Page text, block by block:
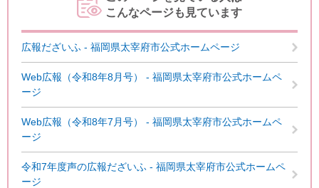
こんなページも見ています
広報だざいふ - 福岡県太宰府市公式ホームページ
Web広報（令和8年8月号） - 福岡県太宰府市公式ホームペ
ージ
Web広報（令和8年7月号） - 福岡県太宰府市公式ホームペ
ージ
令和7年度声の広報だざいふ - 福岡県太宰府市公式ホームペ
ージ